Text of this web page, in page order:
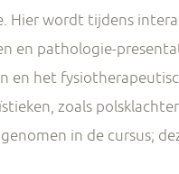
Hier wordt tijdens
en pathologie-
en het
zoals
in de cursus;